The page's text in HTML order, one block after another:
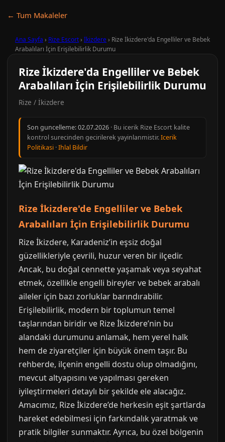
← Tum Makaleler
Ana Sayfa › Rize Escort› İkizdere› Rize İkizdere'da Engelliler ve Bebek
Arabalıları İçin Erişilebilirlik Durumu
Rize İkizdere'da Engelliler ve Bebek
Arabalıları İçin Erişilebilirlik Durumu
Rize / İkizdere
Son guncelleme:02.07.2026 · Bu icerik Rize Escort kalite
kontrol surecinden gecirilerek yayinlanmistir.Icerik
Politikasi ·Ihlal Bildir
Rize İkizdere'de Engelliler ve Bebek
Arabalıları İçin Erişilebilirlik Durumu
Rize İkizdere, Karadeniz’in eşsiz doğal
güzellikleriyle çevrili, huzur veren bir ilçedir.
Ancak, bu doğal cennette yaşamak veya seyahat
etmek, özellikle engelli bireyler ve bebek arabalı
aileler için bazı zorluklar barındırabilir.
Erişilebilirlik, modern bir toplumun temel
taşlarından biridir ve Rize İkizdere’nin bu
alandaki durumunu anlamak, hem yerel halk
hem de ziyaretçiler için büyük önem taşır. Bu
rehberde, ilçenin engelli dostu olup olmadığını,
mevcut altyapısını ve yapılması gereken
iyileştirmeleri detaylı bir şekilde ele alacağız.
Amacımız, Rize İkizdere’de herkesin eşit şartlarda
hareket edebilmesi için farkındalık yaratmak ve
pratik bilgiler sunmaktır. Ayrıca, bu özel bölgenin